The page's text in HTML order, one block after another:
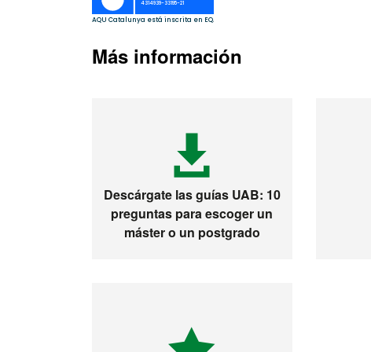
Más información
Descárgate las guías UAB: 10
preguntas para escoger un
máster o un postgrado